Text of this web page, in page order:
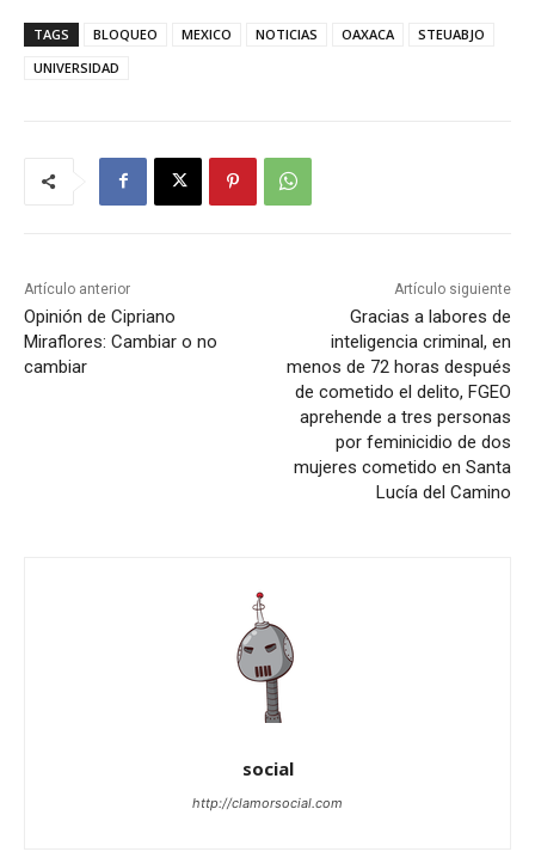
TAGS BLOQUEO MEXICO NOTICIAS OAXACA
STEUABJO
UNIVERSIDAD
Artículo anterior
Opinión de Cipriano
Miraflores: Cambiar o no
cambiar
Artículo siguiente
Gracias a labores de
inteligencia criminal, en
menos de 72 horas después
de cometido el delito, FGEO
aprehende a tres personas
por feminicidio de dos
mujeres cometido en Santa
Lucía del Camino
social
http://clamorsocial.com